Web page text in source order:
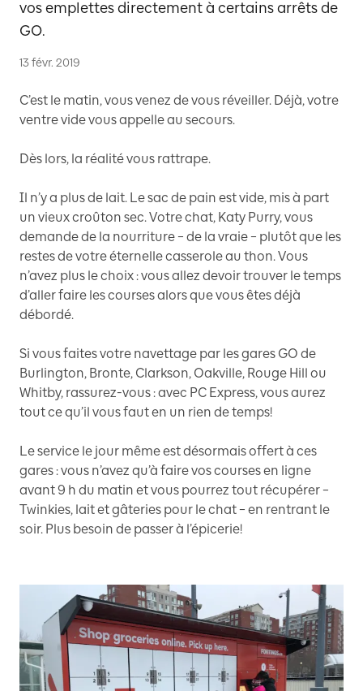
vos emplettes directement à certains arrêts de
GO.
13 févr. 2019
C’est le matin, vous venez de vous réveiller. Déjà, votre
ventre vide vous appelle au secours.
Dès lors, la réalité vous rattrape.
Il n’y a plus de lait. Le sac de pain est vide, mis à part
un vieux croûton sec. Votre chat, Katy Purry, vous
demande de la nourriture – de la vraie – plutôt que les
restes de votre éternelle casserole au thon. Vous
n’avez plus le choix : vous allez devoir trouver le temps
d’aller faire les courses alors que vous êtes déjà
débordé.
Si vous faites votre navettage par les gares GO de
Burlington, Bronte, Clarkson, Oakville, Rouge Hill ou
Whitby, rassurez-vous : avec PC Express, vous aurez
tout ce qu’il vous faut en un rien de temps!
Le service le jour même est désormais offert à ces
gares : vous n’avez qu’à faire vos courses en ligne
avant 9 h du matin et vous pourrez tout récupérer –
Twinkies, lait et gâteries pour le chat – en rentrant le
soir. Plus besoin de passer à l’épicerie!